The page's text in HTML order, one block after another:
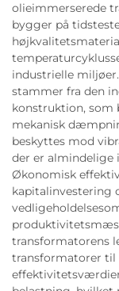
olieimmerserede
bygger på
industrielle
stammer fra den
konstruktion, som
mekanisk
beskyttes mod
der er almindelige
Økonomisk
kapitalinvestering
transformatorens
transformatorer